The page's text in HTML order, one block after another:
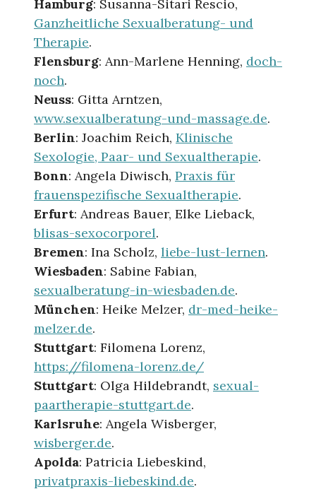
Hamburg: Susanna-Sitari Rescio,
Ganzheitliche Sexualberatung- und
Therapie.
Flensburg: Ann-Marlene Henning, doch-
noch.
Neuss: Gitta Arntzen,
www.sexualberatung-und-massage.de.
Berlin: Joachim Reich, Klinische
Sexologie, Paar- und Sexualtherapie.
Bonn: Angela Diwisch, Praxis für
frauenspezifische Sexualtherapie.
Erfurt: Andreas Bauer, Elke Lieback,
blisas-sexocorporel.
Bremen: Ina Scholz, liebe-lust-lernen.
Wiesbaden: Sabine Fabian,
sexualberatung-in-wiesbaden.de.
München: Heike Melzer, dr-med-heike-
melzer.de.
Stuttgart: Filomena Lorenz,
https://filomena-lorenz.de/
Stuttgart: Olga Hildebrandt, sexual-
paartherapie-stuttgart.de.
Karlsruhe: Angela Wisberger,
wisberger.de.
Apolda: Patricia Liebeskind,
privatpraxis-liebeskind.de.